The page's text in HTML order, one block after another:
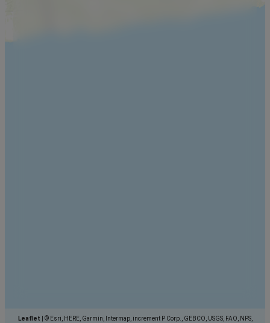
Leaflet
© Esri, HERE, Garmin, Intermap, increment P Corp., GEBCO, USGS, FAO, NPS,